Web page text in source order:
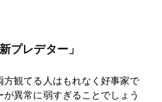
プレデター」
観てる人はもれなく好事家で
異常に弱すぎることでしょう